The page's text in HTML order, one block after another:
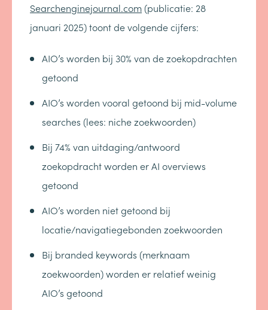
Searchenginejournal.com(publicatie: 28
januari 2025) toont de volgende cijfers:
AIO’s worden bij 30% van de zoekopdrachten
getoond
AIO’s worden vooral getoond bij mid-volume
searches (lees: niche zoekwoorden)
Bij 74% van uitdaging/antwoord
zoekopdracht worden er AI overviews
getoond
AIO’s worden niet getoond bij
locatie/navigatiegebonden zoekwoorden
Bij branded keywords (merknaam
zoekwoorden) worden er relatief weinig
AIO’s getoond